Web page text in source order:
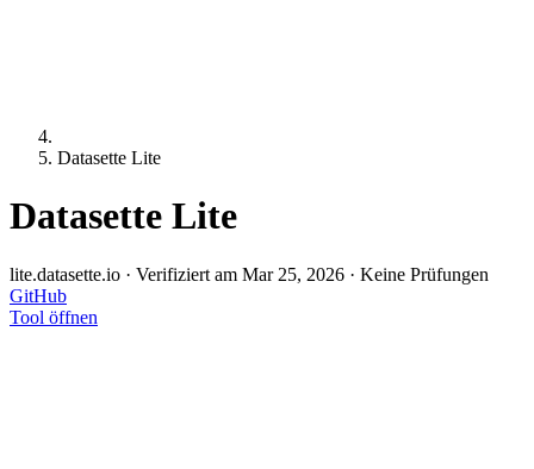
Datasette Lite
Datasette Lite
lite.datasette.io · Verifiziert am Mar 25, 2026 · Keine Prüfungen
GitHub
Tool öffnen